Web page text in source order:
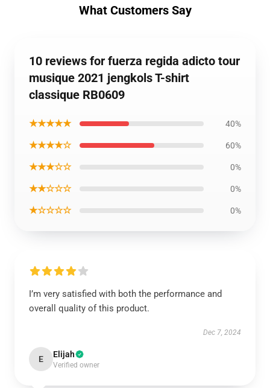
What Customers Say
10 reviews for fuerza regida adicto tour
musique 2021 jengkols T-shirt
classique RB0609
★★★★★ 40%
★★★★☆ 60%
★★★☆☆ 0%
★★☆☆☆ 0%
★☆☆☆☆ 0%
I’m very satisfied with both the performance and
overall quality of this product.
Dec 7, 2024
E Elijah
Verified owner